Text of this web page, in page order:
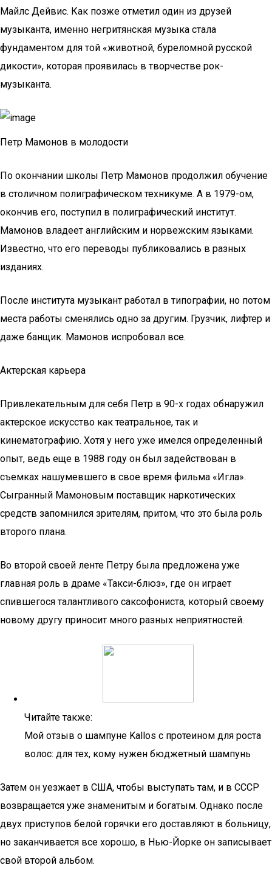
Майлс Дейвис. Как позже отметил один из друзей
музыканта, именно негритянская музыка стала
фундаментом для той «животной, буреломной русской
дикости», которая проявилась в творчестве рок-
музыканта.
Петр Мамонов в молодости
По окончании школы Петр Мамонов продолжил обучение
в столичном полиграфическом техникуме. А в 1979-ом,
окончив его, поступил в полиграфический институт.
Мамонов владеет английским и норвежским языками.
Известно, что его переводы публиковались в разных
изданиях.
После института музыкант работал в типографии, но потом
места работы сменялись одно за другим. Грузчик, лифтер и
даже банщик. Мамонов испробовал все.
Актерская карьера
Привлекательным для себя Петр в 90-х годах обнаружил
актерское искусство как театральное, так и
кинематографию. Хотя у него уже имелся определенный
опыт, ведь еще в 1988 году он был задействован в
съемках нашумевшего в свое время фильма «Игла».
Сыгранный Мамоновым поставщик наркотических
средств запомнился зрителям, притом, что это была роль
второго плана.
Во второй своей ленте Петру была предложена уже
главная роль в драме «Такси-блюз», где он играет
спившегося талантливого саксофониста, который своему
новому другу приносит много разных неприятностей.
Читайте также:
Мой отзыв о шампуне Kallos с протеином для роста
волос: для тех, кому нужен бюджетный шампунь
Затем он уезжает в США, чтобы выступать там, и в СССР
возвращается уже знаменитым и богатым. Однако после
двух приступов белой горячки его доставляют в больницу,
но заканчивается все хорошо, в Нью-Йорке он записывает
свой второй альбом.